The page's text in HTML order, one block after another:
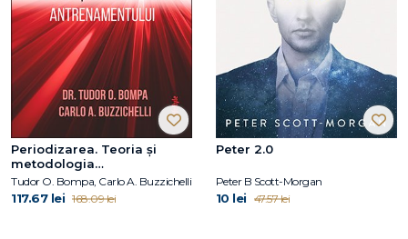
Periodizarea. Teoria și
metodologia
antrenamentului
Tudor O. Bompa, Carlo A. Buzzichelli
117.67 lei 168.09 lei
Peter 2.0
Peter B Scott-Morgan
10 lei 47.57 lei